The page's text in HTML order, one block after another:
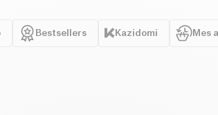
Bestsellers Kazidomi Mes